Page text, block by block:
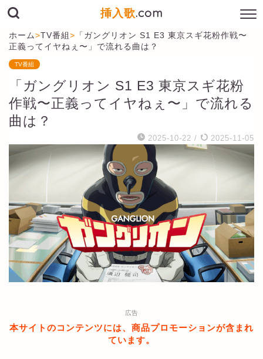
挿入歌.com
ホーム>TV番組> 「ガングリオン S1 E3 東京スギ花粉作戦〜
正義ってイヤねぇ〜」で流れる曲は？
TV番組
「ガングリオン S1 E3 東京スギ花粉
作戦〜正義ってイヤねぇ〜」で流れる
曲は？
2025-10-22 / 2025-11-05
広告
本サイトのコンテンツには、商品プロモーションが含まれ
ています。